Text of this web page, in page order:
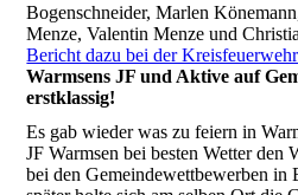
Bogenschneider, Marlen
Menze, Valentin Menze und
Bericht dazu bei der Kreisfeuerwehr
Warmsens JF und Aktive auf
erstklassig!
Es gab wieder was zu feiern in
JF Warmsen bei besten Wetter den
bei den Gemeindewettbewerben in